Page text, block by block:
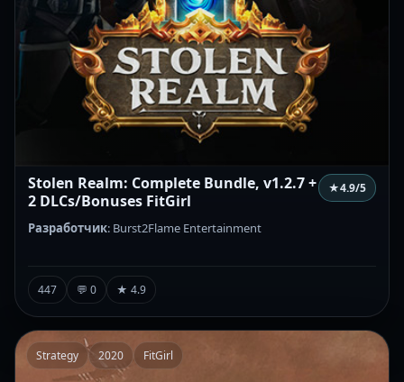
Stolen Realm: Complete Bundle, v1.2.7 +
2 DLCs/Bonuses FitGirl
★4.9/5
Разработчик: Burst2Flame Entertainment
447 💬 0 ★ 4.9
Strategy 2020 FitGirl